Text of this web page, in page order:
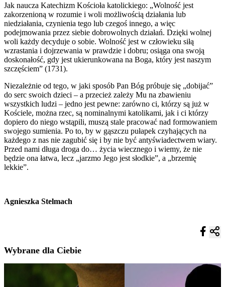
Jak naucza Katechizm Kościoła katolickiego: „Wolność jest
zakorzenioną w rozumie i woli możliwością działania lub
niedziałania, czynienia tego lub czegoś innego, a więc
podejmowania przez siebie dobrowolnych działań. Dzięki wolnej
woli każdy decyduje o sobie. Wolność jest w człowieku siłą
wzrastania i dojrzewania w prawdzie i dobru; osiąga ona swoją
doskonałość, gdy jest ukierunkowana na Boga, który jest naszym
szczęściem” (1731).
Niezależnie od tego, w jaki sposób Pan Bóg próbuje się „dobijać”
do serc swoich dzieci – a przecież zależy Mu na zbawieniu
wszystkich ludzi – jedno jest pewne: zarówno ci, którzy są już w
Kościele, można rzec, są nominalnymi katolikami, jak i ci którzy
dopiero do niego wstąpili, muszą stale pracować nad formowaniem
swojego sumienia. Po to, by w gąszczu pułapek czyhających na
każdego z nas nie zagubić się i by nie być antyświadectwem wiary.
Przed nami długa droga do… życia wiecznego i wiemy, że nie
będzie ona łatwa, lecz „jarzmo Jego jest słodkie”, a „brzemię
lekkie”.
Agnieszka Stelmach
Wybrane dla Ciebie